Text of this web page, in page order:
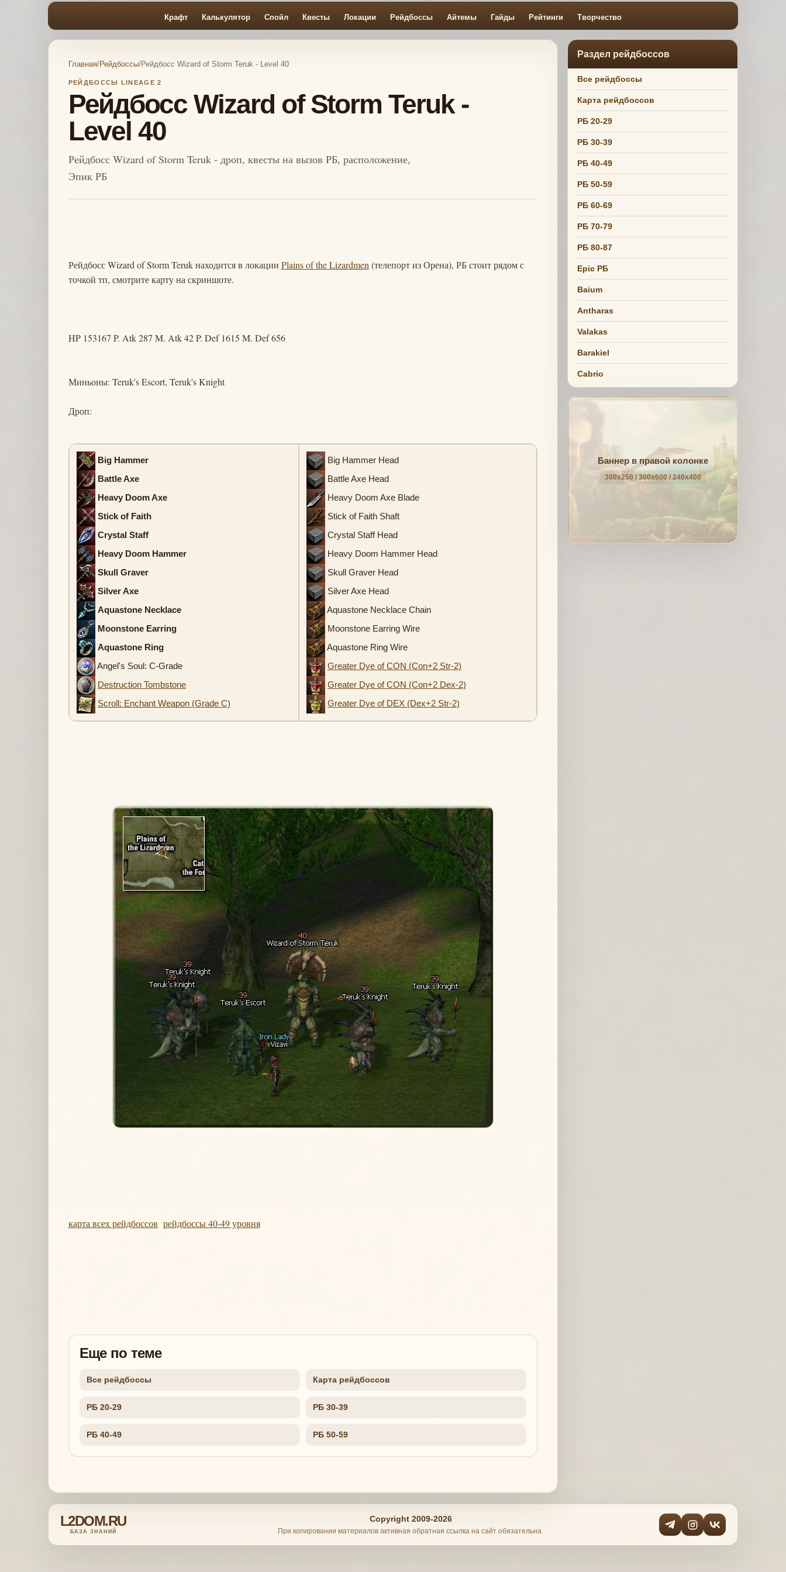
Крафт Калькулятор Спойл Квесты Локации Рейдбоссы Айтемы Гайды Рейтинги Творчество
Главная/Рейдбоссы/Рейдбосс Wizard of Storm Teruk - Level 40
РЕЙДБОССЫ LINEAGE 2
Рейдбосс Wizard of Storm Teruk -
Level 40
Рейдбосс Wizard of Storm Teruk - дроп, квесты на вызов РБ, расположение,
Эпик РБ
Рейдбосс Wizard of Storm Teruk находится в локации Plains of the Lizardmen (телепорт из Орена), РБ стоит рядом с
точкой тп, смотрите карту на скриншоте.
HP 153167 P. Atk 287 M. Atk 42 P. Def 1615 M. Def 656
Миньоны: Teruk's Escort, Teruk's Knight
Дроп:
Big Hammer
Battle Axe
Heavy Doom Axe
Stick of Faith
Crystal Staff
Heavy Doom Hammer
Skull Graver
Silver Axe
Aquastone Necklace
Moonstone Earring
Aquastone Ring
Angel's Soul: C-Grade
Destruction Tombstone
Scroll: Enchant Weapon (Grade C)
Big Hammer Head
Battle Axe Head
Heavy Doom Axe Blade
Stick of Faith Shaft
Crystal Staff Head
Heavy Doom Hammer Head
Skull Graver Head
Silver Axe Head
Aquastone Necklace Chain
Moonstone Earring Wire
Aquastone Ring Wire
Greater Dye of CON (Con+2 Str-2)
Greater Dye of CON (Con+2 Dex-2)
Greater Dye of DEX (Dex+2 Str-2)
карта всех рейдбоссов рейдбоссы 40-49 уровня
Еще по теме
Все рейдбоссы Карта рейдбоссов
РБ 20-29 РБ 30-39
РБ 40-49 РБ 50-59
Раздел рейдбоссов
Все рейдбоссы
Карта рейдбоссов
РБ 20-29
РБ 30-39
РБ 40-49
РБ 50-59
РБ 60-69
РБ 70-79
РБ 80-87
Epic РБ
Baium
Antharas
Valakas
Barakiel
Cabrio
Баннер в правой колонке
300x250 / 300x600 / 240x400
L2DOM.RU
БАЗА ЗНАНИЙ
Copyright 2009-2026
При копировании материалов активная обратная ссылка на сайт обязательна.